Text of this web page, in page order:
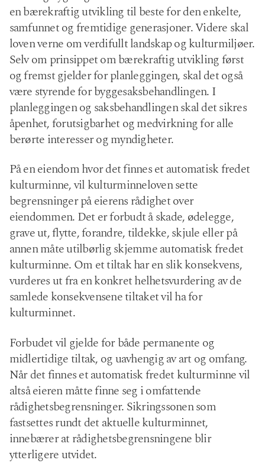
en bærekraftig utvikling til beste for den enkelte,
samfunnet og fremtidige generasjoner. Videre skal
loven verne om verdifullt landskap og kulturmiljøer.
Selv om prinsippet om bærekraftig utvikling først
og fremst gjelder for planleggingen, skal det også
være styrende for byggesaksbehandlingen. I
planleggingen og saksbehandlingen skal det sikres
åpenhet, forutsigbarhet og medvirkning for alle
berørte interesser og myndigheter.
På en eiendom hvor det finnes et automatisk fredet
kulturminne, vil kulturminneloven sette
begrensninger på eierens rådighet over
eiendommen. Det er forbudt å skade, ødelegge,
grave ut, flytte, forandre, tildekke, skjule eller på
annen måte utilbørlig skjemme automatisk fredet
kulturminne. Om et tiltak har en slik konsekvens,
vurderes ut fra en konkret helhetsvurdering av de
samlede konsekvensene tiltaket vil ha for
kulturminnet.
Forbudet vil gjelde for både permanente og
midlertidige tiltak, og uavhengig av art og omfang.
Når det finnes et automatisk fredet kulturminne vil
altså eieren måtte finne seg i omfattende
rådighetsbegrensninger. Sikringssonen som
fastsettes rundt det aktuelle kulturminnet,
innebærer at rådighetsbegrensningene blir
ytterligere utvidet.